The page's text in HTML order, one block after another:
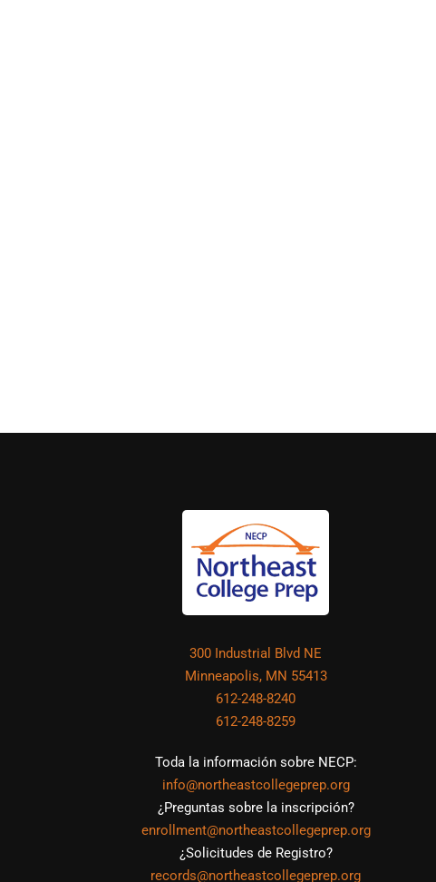
300 Industrial Blvd NE
Minneapolis, MN 55413
612-248-8240
612-248-8259
Toda la información sobre NECP:
info@northeastcollegeprep.org
¿Preguntas sobre la inscripción?
enrollment@northeastcollegeprep.org
¿Solicitudes de Registro?
records@northeastcollegeprep.org